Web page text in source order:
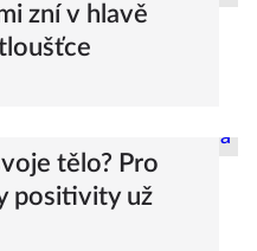
zní v hlavě
tělo? Pro
positivity už